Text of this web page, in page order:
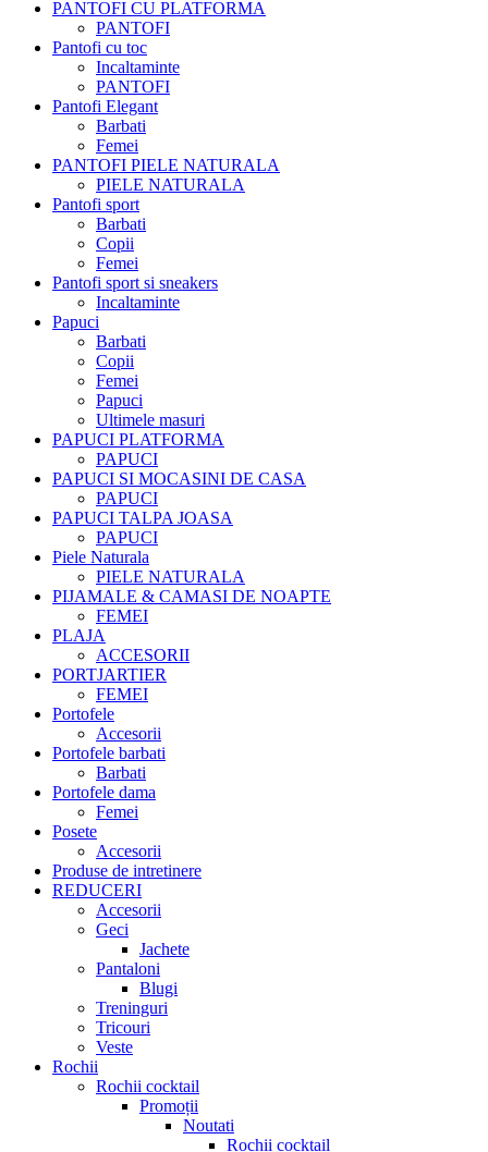
PANTOFI CU PLATFORMA
PANTOFI
Pantofi cu toc
Incaltaminte
PANTOFI
Pantofi Elegant
Barbati
Femei
PANTOFI PIELE NATURALA
PIELE NATURALA
Pantofi sport
Barbati
Copii
Femei
Pantofi sport si sneakers
Incaltaminte
Papuci
Barbati
Copii
Femei
Papuci
Ultimele masuri
PAPUCI PLATFORMA
PAPUCI
PAPUCI SI MOCASINI DE CASA
PAPUCI
PAPUCI TALPA JOASA
PAPUCI
Piele Naturala
PIELE NATURALA
PIJAMALE & CAMASI DE NOAPTE
FEMEI
PLAJA
ACCESORII
PORTJARTIER
FEMEI
Portofele
Accesorii
Portofele barbati
Barbati
Portofele dama
Femei
Posete
Accesorii
Produse de intretinere
REDUCERI
Accesorii
Geci
Jachete
Pantaloni
Blugi
Treninguri
Tricouri
Veste
Rochii
Rochii cocktail
Promoții
Noutati
Rochii cocktail